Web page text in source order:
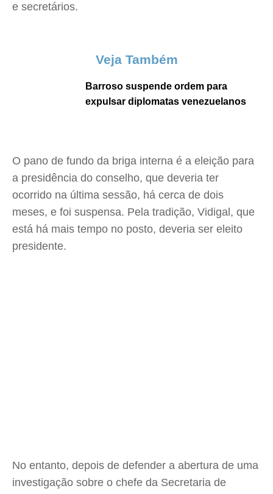
e secretários.
Veja Também
Barroso suspende ordem para
expulsar diplomatas venezuelanos
O pano de fundo da briga interna é a eleição para
a presidência do conselho, que deveria ter
ocorrido na última sessão, há cerca de dois
meses, e foi suspensa. Pela tradição, Vidigal, que
está há mais tempo no posto, deveria ser eleito
presidente.
No entanto, depois de defender a abertura de uma
investigação sobre o chefe da Secretaria de